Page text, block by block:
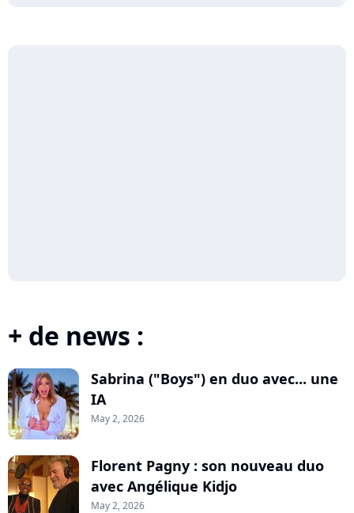
+ de news :
Sabrina ("Boys") en duo avec... une
IA
May 2, 2026
Florent Pagny : son nouveau duo
avec Angélique Kidjo
May 2, 2026